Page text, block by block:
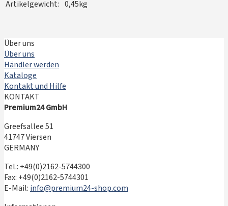
Artikelgewicht: 0,45kg
Über uns
Über uns
Händler werden
Kataloge
Kontakt und Hilfe
KONTAKT
Premium24 GmbH
Greefsallee 51
41747 Viersen
GERMANY
Tel.: +49(0)2162-5744300
Fax: +49(0)2162-5744301
E-Mail: info@premium24-shop.com